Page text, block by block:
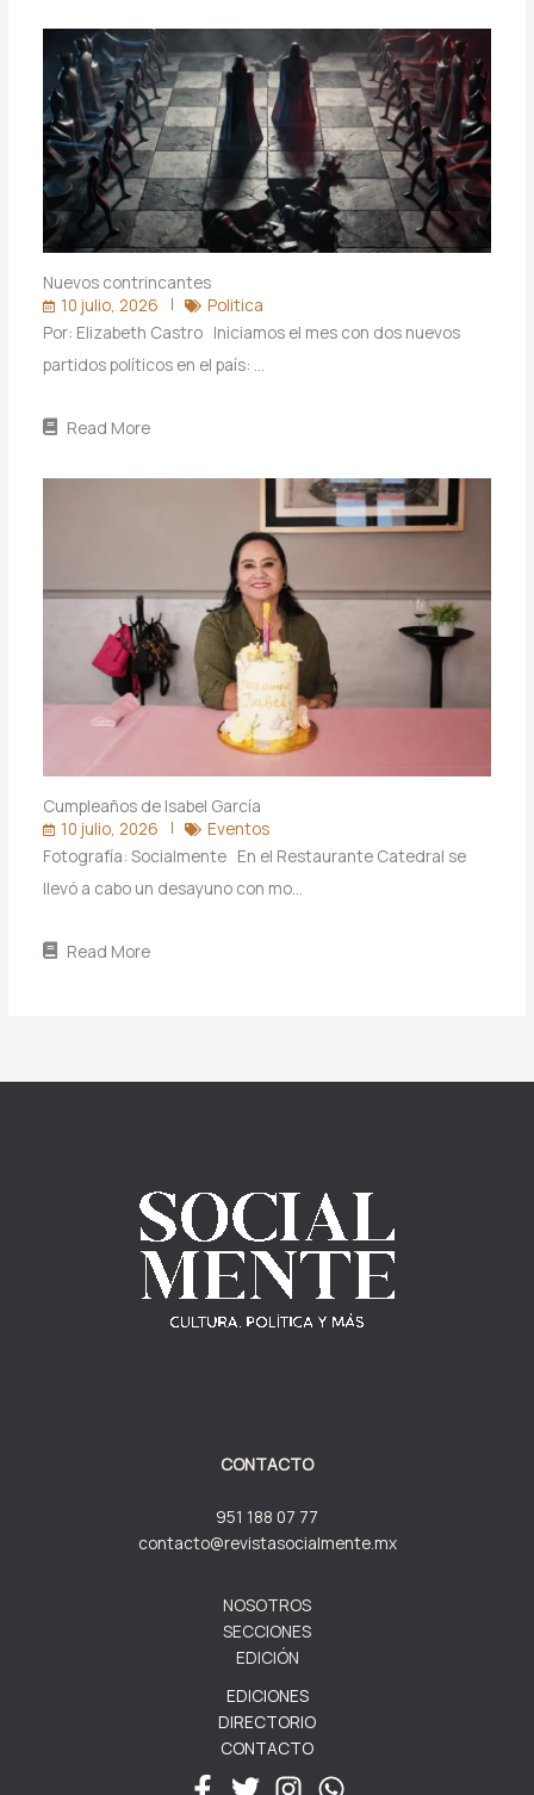
Nuevos contrincantes
10 julio, 2026
Politica
Por: Elizabeth Castro Iniciamos el mes con dos nuevos
partidos políticos en el país: …
Read More
Cumpleaños de Isabel García
10 julio, 2026
Eventos
Fotografía: Socialmente En el Restaurante Catedral se
llevó a cabo un desayuno con mo…
Read More
CONTACTO
951 188 07 77
contacto@revistasocialmente.mx
NOSOTROS
SECCIONES
EDICIÓN
EDICIONES
DIRECTORIO
CONTACTO